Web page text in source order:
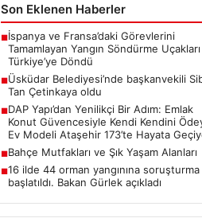
Son Eklenen Haberler
■İspanya ve Fransa’daki Görevlerini
Tamamlayan Yangın Söndürme Uçakları
Türkiye’ye Döndü
■Üsküdar Belediyesi’nde başkanvekili
Tan Çetinkaya oldu
■DAP Yapı’dan Yenilikçi Bir Adım: Emlak
Konut Güvencesiyle Kendi Kendini
Ev Modeli Ataşehir 173’te Hayata
■Bahçe Mutfakları ve Şık Yaşam Alanları
■16 ilde 44 orman yangınına soruşturma
başlatıldı. Bakan Gürlek açıkladı